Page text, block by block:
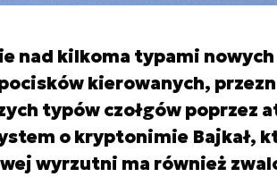
nad kilkoma typami nowych
kierowanych,
typów czołgów poprzez
o kryptonimie Bajkał,
wyrzutni ma również